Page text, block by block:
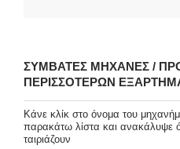
ΣΥΜΒΑΤΈΣ ΜΗΧΑΝΈΣ /
ΠΕΡΙΣΣΌΤΕΡΩΝ
Κάνε κλίκ στο όνομα του
παρακάτω λίστα και ανακάλυψε
ταιριάζουν